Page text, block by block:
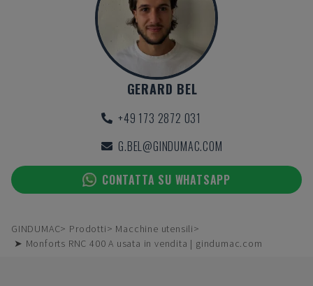
GERARD BEL
+49 173 2872 031
G.BEL@GINDUMAC.COM
CONTATTA SU WHATSAPP
GINDUMAC Prodotti
Macchine utensili
➤ Monforts RNC 400 A usata in vendita | gindumac.com